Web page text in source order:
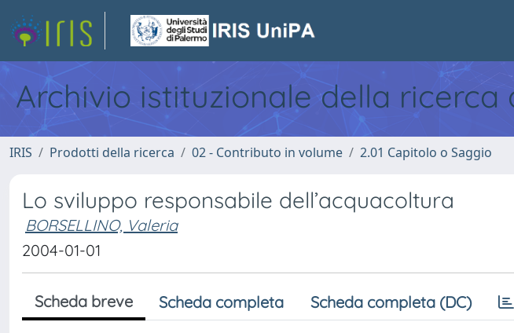
Archivio istituzionale della
IRIS Prodotti della ricerca 02 - Contributo in volume 2.01 Capitolo o Saggio
Lo sviluppo responsabile dell’acquacoltura
BORSELLINO, Valeria
2004-01-01
Scheda breve Scheda completa Scheda completa (DC)